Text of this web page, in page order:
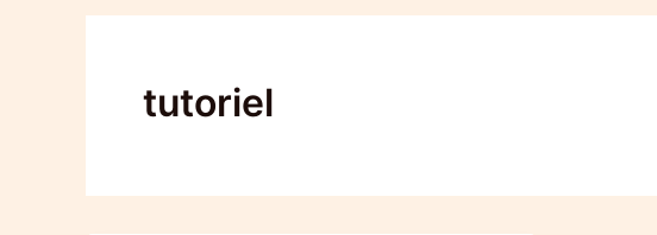
tutoriel